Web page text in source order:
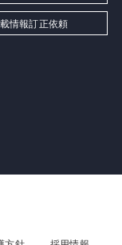
情報訂正依頼